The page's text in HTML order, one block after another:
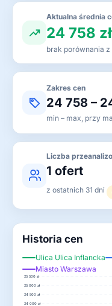
Aktualna średnia
24 758
brak porównania
Zakres cen
24 758 –
min – max, przy
Liczba
1 ofert
z ostatnich 31 dni
Historia cen
Ulica Ulica Inflancka
Miasto Warszawa
24 000 zł
24 500 zł
25 000 zł
25 500 zł